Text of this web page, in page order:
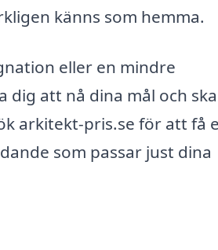
känns som hemma.
eller en mindre
att nå dina mål och
arkitekt-pris.se för att få
som passar just dina